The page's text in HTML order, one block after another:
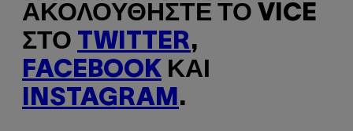
ΑΚΟΛΟΥΘΉΣΤΕ ΤΟ VICE
ΣΤΟ TWITTER,
FACEBOOK ΚΑΙ
INSTAGRAM .